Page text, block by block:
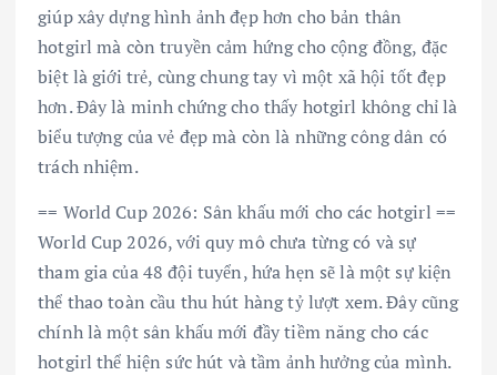
giúp xây dựng hình ảnh đẹp hơn cho bản thân
hotgirl mà còn truyền cảm hứng cho cộng đồng, đặc
biệt là giới trẻ, cùng chung tay vì một xã hội tốt đẹp
hơn. Đây là minh chứng cho thấy hotgirl không chỉ là
biểu tượng của vẻ đẹp mà còn là những công dân có
trách nhiệm.
== World Cup 2026: Sân khấu mới cho các hotgirl ==
World Cup 2026, với quy mô chưa từng có và sự
tham gia của 48 đội tuyển, hứa hẹn sẽ là một sự kiện
thể thao toàn cầu thu hút hàng tỷ lượt xem. Đây cũng
chính là một sân khấu mới đầy tiềm năng cho các
hotgirl thể hiện sức hút và tầm ảnh hưởng của mình.